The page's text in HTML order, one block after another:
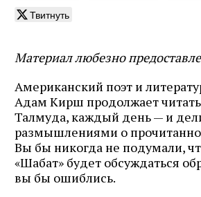
Твитнуть
Материал любезно
Американский поэт и
Адам Кирш продолжает
Талмуда, каждый день — и
размышлениями о
Вы бы никогда не подумали,
«Шабат» будет обсуждаться
вы бы ошиблись.